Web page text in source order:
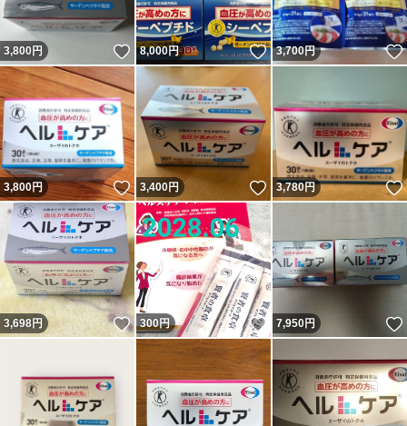
3,800円 いいね！
8,000円 いいね！
3,700円
3,800円 いいね！
3,400円 いいね！
3,780円
3,698円 いいね！
300円 いいね！
7,950円